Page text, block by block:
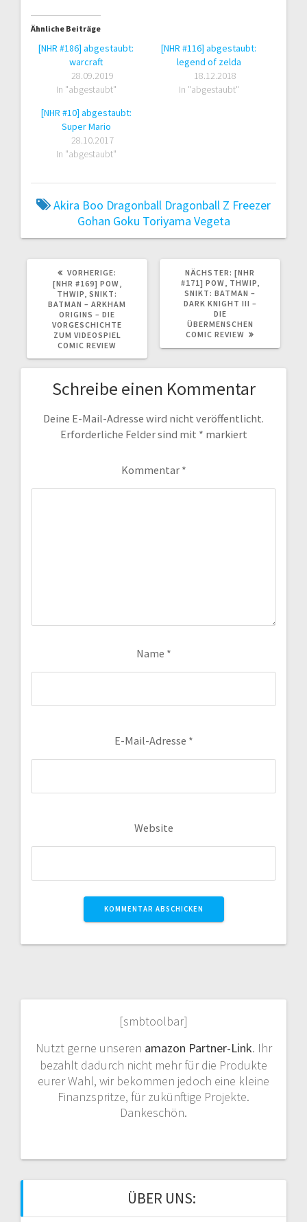
Ähnliche Beiträge
[NHR #186] abgestaubt:
warcraft
28.09.2019
In "abgestaubt"
[NHR #116] abgestaubt:
legend of zelda
18.12.2018
In "abgestaubt"
[NHR #10] abgestaubt:
Super Mario
28.10.2017
In "abgestaubt"
Akira Boo Dragonball Dragonball Z Freezer
Gohan Goku Toriyama Vegeta
VORHERIGE:
BEITRAG:
[NHR #169] POW,
THWIP, SNIKT:
BATMAN – ARKHAM
ORIGINS – DIE
VORGESCHICHTE
ZUM VIDEOSPIEL
COMIC REVIEW
NÄCHSTER: NÄCHSTER
BEITRAG:
[NHR
#171] POW, THWIP,
SNIKT: BATMAN –
DARK KNIGHT III –
DIE
ÜBERMENSCHEN
COMIC REVIEW
Schreibe einen Kommentar
Deine E-Mail-Adresse wird nicht veröffentlicht.
Erforderliche Felder sind mit * markiert
Kommentar *
Name *
E-Mail-Adresse *
Website
[smbtoolbar]
Nutzt gerne unseren amazon Partner-Link. Ihr
bezahlt dadurch nicht mehr für die Produkte
eurer Wahl, wir bekommen jedoch eine kleine
Finanzspritze, für zukünftige Projekte.
Dankeschön.
ÜBER UNS: